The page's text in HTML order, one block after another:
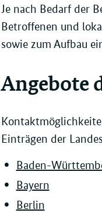
Je nach Bedarf der
Betroffenen und
sowie zum Aufbau
Angebote
Einträgen der
Baden-
Bayern
Berlin